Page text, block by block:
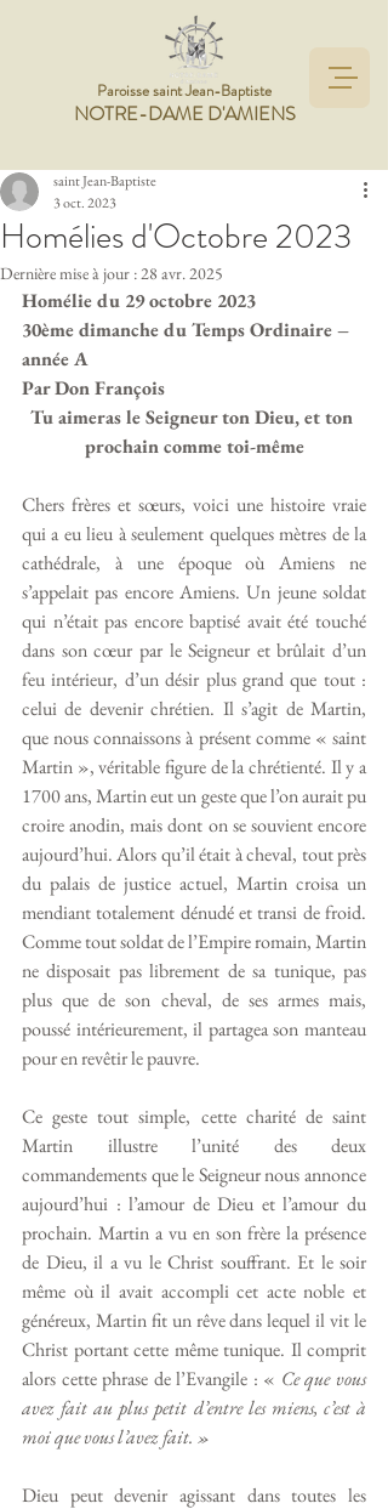
NOTRE-DAME D'AMIENS
Paroisse saint Jean-Baptiste
Homélies d'Octobre 2023
saint Jean-Baptiste
3 oct. 2023
Dernière mise à jour :28 avr. 2025
Homélie du 29 octobre 2023
30ème dimanche du Temps Ordinaire –
année A
Par Don François
Tu aimeras le Seigneur ton Dieu, et ton
prochain comme toi-même
Chers frères et sœurs, voici une histoire vraie
qui a eu lieu à seulement quelques mètres de la
cathédrale, à une époque où Amiens ne
s’appelait pas encore Amiens. Un jeune soldat
qui n’était pas encore baptisé avait été touché
dans son cœur par le Seigneur et brûlait d’un
feu intérieur, d’un désir plus grand que tout :
celui de devenir chrétien. Il s’agit de Martin,
que nous connaissons à présent comme « saint
Martin », véritable figure de la chrétienté. Il y a
1700 ans, Martin eut un geste que l’on aurait pu
croire anodin, mais dont on se souvient encore
aujourd’hui. Alors qu’il était à cheval, tout près
du palais de justice actuel, Martin croisa un
mendiant totalement dénudé et transi de froid.
Comme tout soldat de l’Empire romain, Martin
ne disposait pas librement de sa tunique, pas
plus que de son cheval, de ses armes mais,
poussé intérieurement, il partagea son manteau
pour en revêtir le pauvre.
Ce geste tout simple, cette charité de saint
Martin illustre l’unité des deux
commandements que le Seigneur nous annonce
aujourd’hui : l’amour de Dieu et l’amour du
prochain. Martin a vu en son frère la présence
de Dieu, il a vu le Christ souffrant. Et le soir
même où il avait accompli cet acte noble et
généreux, Martin fit un rêve dans lequel il vit le
Christ portant cette même tunique. Il comprit
alors cette phrase de l’Evangile : « Ce que vous
avez fait au plus petit d’entre les miens, c’est à
moi que vous l’avez fait. »
Dieu peut devenir agissant dans toutes les